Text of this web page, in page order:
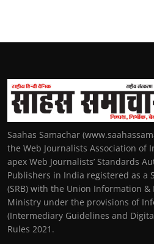
Saahas Samachar
the Web Journalists Association of
apex Web Journalists’ Standards
Publishers in India registered as a
(SRB) with the Union Information &
Ministry under the provisions of
(Intermediary Guidelines and
Rules 2021.